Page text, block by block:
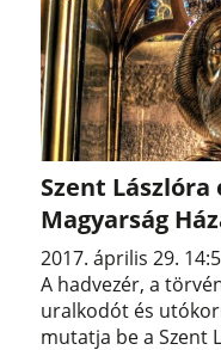
Szent
Magyarság
2017. április 29.
A hadvezér, a
uralkodót és
mutatja be a Szent